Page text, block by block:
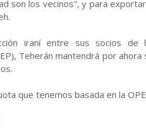
son los vecinos", y para
iraní entre sus socios de
Teherán mantendrá por ahora
que tenemos basada en la